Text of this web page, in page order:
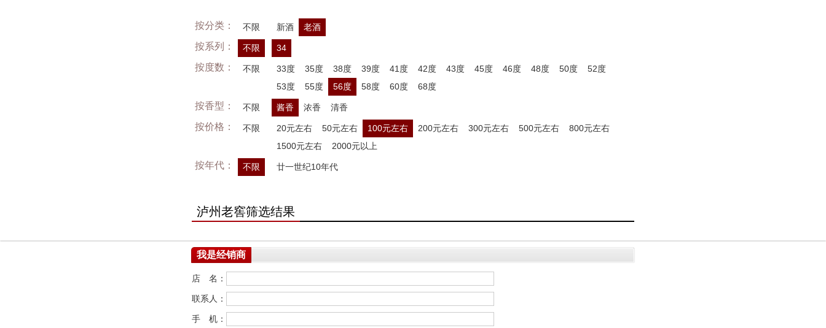
按分类： 不限 新酒 老酒
按系列： 不限 34
按度数： 不限 33度 35度 38度 39度 41度 42度 43度 45度 46度 48度 50度
52度
53度
55度 56度 58度 60度 68度
按香型： 不限 酱香 浓香 清香
按价格： 不限 20元左右 50元左右 100元左右 200元左右 300元左右 500元左右
800元左右
1500元左右
2000元以上
按年代： 不限 廿一世纪10年代
泸州老窖筛选结果
我是经销商
店 名：
联系人：
手 机：